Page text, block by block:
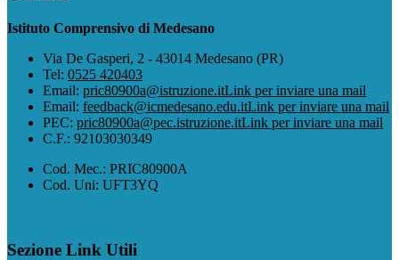
Istituto Comprensivo di Medesano
Via De Gasperi, 2 - 43014 Medesano (PR)
Tel: 0525 420403
Email: pric80900a@istruzione.itLink per inviare una mail
Email: feedback@icmedesano.edu.itLink per inviare una mail
PEC: pric80900a@pec.istruzione.itLink per inviare una mail
C.F.: 92103030349
Cod. Mec.: PRIC80900A
Cod. Uni: UFT3YQ
Sezione Link Utili